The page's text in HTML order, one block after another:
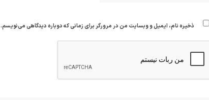
ذخیره نام، ایمیل و وبسایت من در مرورگر برای زمانی که دوباره دیدگاهی می‌نویسم.